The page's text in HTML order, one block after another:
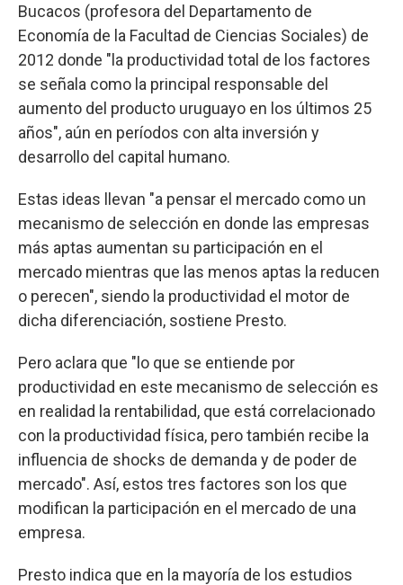
Bucacos (profesora del Departamento de
Economía de la Facultad de Ciencias Sociales) de
2012 donde "la productividad total de los factores
se señala como la principal responsable del
aumento del producto uruguayo en los últimos 25
años", aún en períodos con alta inversión y
desarrollo del capital humano.
Estas ideas llevan "a pensar el mercado como un
mecanismo de selección en donde las empresas
más aptas aumentan su participación en el
mercado mientras que las menos aptas la reducen
o perecen", siendo la productividad el motor de
dicha diferenciación, sostiene Presto.
Pero aclara que "lo que se entiende por
productividad en este mecanismo de selección es
en realidad la rentabilidad, que está correlacionado
con la productividad física, pero también recibe la
influencia de shocks de demanda y de poder de
mercado". Así, estos tres factores son los que
modifican la participación en el mercado de una
empresa.
Presto indica que en la mayoría de los estudios